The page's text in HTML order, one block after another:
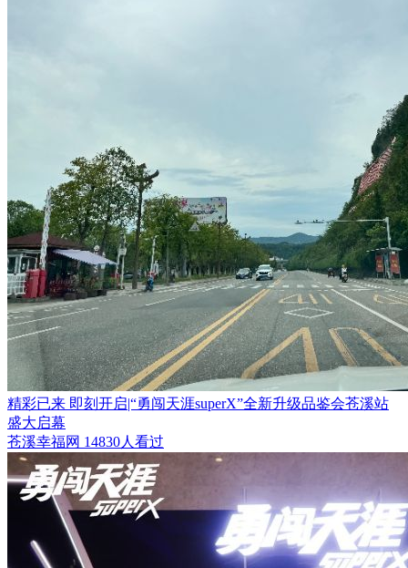
精彩已来 即刻开启|“勇闯天涯superX”全新升级品鉴会苍溪站
盛大启幕
苍溪幸福网 14830人看过